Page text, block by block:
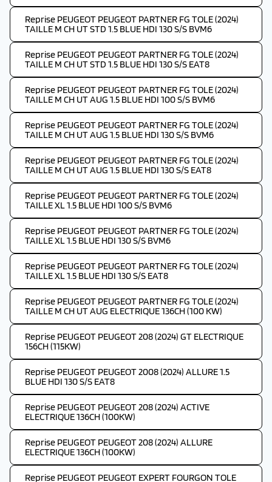
Reprise PEUGEOT PEUGEOT PARTNER FG TOLE (2024)
TAILLE M CH UT STD 1.5 BLUE HDI 130 S/S BVM6
Reprise PEUGEOT PEUGEOT PARTNER FG TOLE (2024)
TAILLE M CH UT STD 1.5 BLUE HDI 130 S/S EAT8
Reprise PEUGEOT PEUGEOT PARTNER FG TOLE (2024)
TAILLE M CH UT AUG 1.5 BLUE HDI 100 S/S BVM6
Reprise PEUGEOT PEUGEOT PARTNER FG TOLE (2024)
TAILLE M CH UT AUG 1.5 BLUE HDI 130 S/S BVM6
Reprise PEUGEOT PEUGEOT PARTNER FG TOLE (2024)
TAILLE M CH UT AUG 1.5 BLUE HDI 130 S/S EAT8
Reprise PEUGEOT PEUGEOT PARTNER FG TOLE (2024)
TAILLE XL 1.5 BLUE HDI 100 S/S BVM6
Reprise PEUGEOT PEUGEOT PARTNER FG TOLE (2024)
TAILLE XL 1.5 BLUE HDI 130 S/S BVM6
Reprise PEUGEOT PEUGEOT PARTNER FG TOLE (2024)
TAILLE XL 1.5 BLUE HDI 130 S/S EAT8
Reprise PEUGEOT PEUGEOT PARTNER FG TOLE (2024)
TAILLE M CH UT AUG ELECTRIQUE 136CH (100 KW)
Reprise PEUGEOT PEUGEOT 208 (2024) GT ELECTRIQUE
156CH (115KW)
Reprise PEUGEOT PEUGEOT 2008 (2024) ALLURE 1.5
BLUE HDI 130 S/S EAT8
Reprise PEUGEOT PEUGEOT 208 (2024) ACTIVE
ELECTRIQUE 136CH (100KW)
Reprise PEUGEOT PEUGEOT 208 (2024) ALLURE
ELECTRIQUE 136CH (100KW)
Reprise PEUGEOT PEUGEOT EXPERT FOURGON TOLE